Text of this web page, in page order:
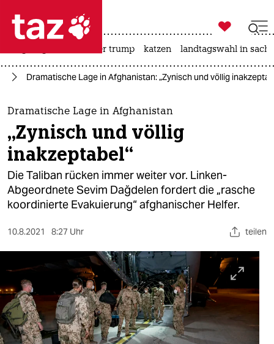
 taz zahl ich
taz zahl ich
themen
politik
öko
gesellschaft
sport
berlin
nord
wahrheit

taz zahl ich
usa unter trump katzen landtagswahl in
Dramatische Lage in Afghanistan: „Zynisch und völlig
Dramatische Lage in Afghanistan
„Zynisch und völlig
inakzeptabel“
Die Taliban rücken immer weiter vor. Linken-
Abgeordnete Sevim Dağdelen fordert die „rasche
koordinierte Evakuierung“ afghanischer Hel­fe­r.
10.8.2021 8:27 Uhr teilen